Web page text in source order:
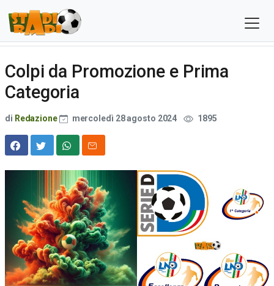
Colpi da Promozione e Prima
Categoria
di Redazione mercoledì 28 agosto 2024 1895